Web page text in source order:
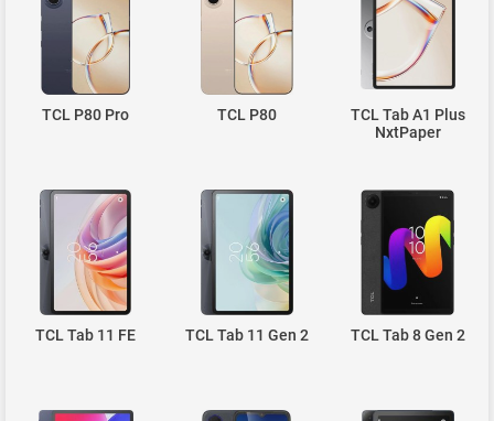
TCL P80 Pro TCL P80
TCL Tab A1 Plus
NxtPaper
TCL Tab 11 FE TCL Tab 11 Gen 2 TCL Tab 8 Gen 2